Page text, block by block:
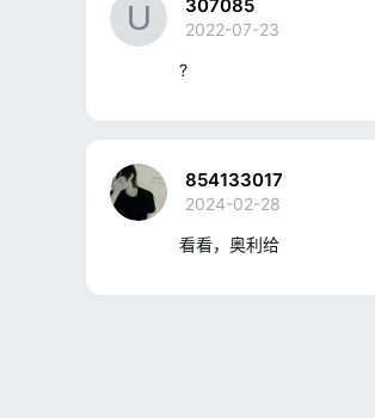
307085
2022-07-23
?
854133017
2024-02-28
看看，奥利给